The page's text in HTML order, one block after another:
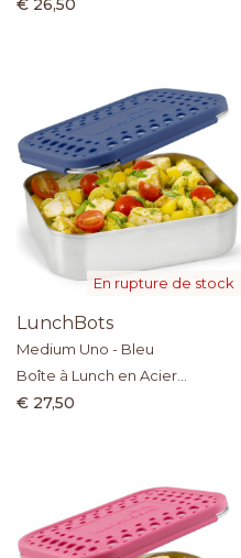
€ 26,50
En rupture de stock
LunchBots
Medium Uno - Bleu
Boîte à Lunch en Acier
Inoxydable
€ 27,50